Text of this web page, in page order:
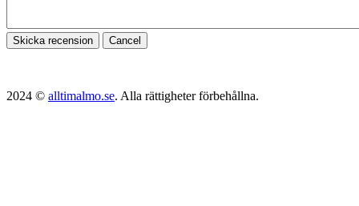
Skicka recension Cancel
2024 © alltimalmo.se. Alla rättigheter förbehållna.